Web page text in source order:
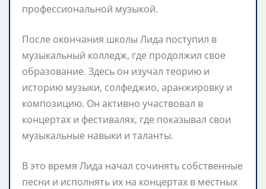
профессиональной музыкой.
После окончания школы Лида поступил в
музыкальный колледж, где продолжил свое
образование. Здесь он изучал теорию и
историю музыки, солфеджио, аранжировку и
композицию. Он активно участвовал в
концертах и фестивалях, где показывал свои
музыкальные навыки и таланты.
В это время Лида начал сочинять собственные
песни и исполнять их на концертах в местных